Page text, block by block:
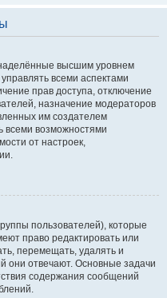
высшим уровнем
всеми аспектами
прав доступа, отключение
назначение модераторов
им создателем
всеми возможностями
от настроек,
пользователей), которые
право редактировать или
перемещать, удалять и
они отвечают. Основные задачи
содержания сообщений